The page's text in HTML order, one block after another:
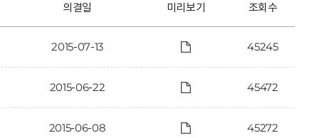
의결일 미리보기 조회수
2015-07-13 45245
2015-06-22 45472
2015-06-08 45272